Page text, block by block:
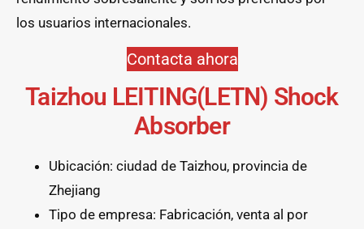
los usuarios internacionales.
Contacta ahora
Taizhou LEITING(LETN) Shock
Absorber
Ubicación: ciudad de Taizhou, provincia de
Zhejiang
Tipo de empresa: Fabricación, venta al por